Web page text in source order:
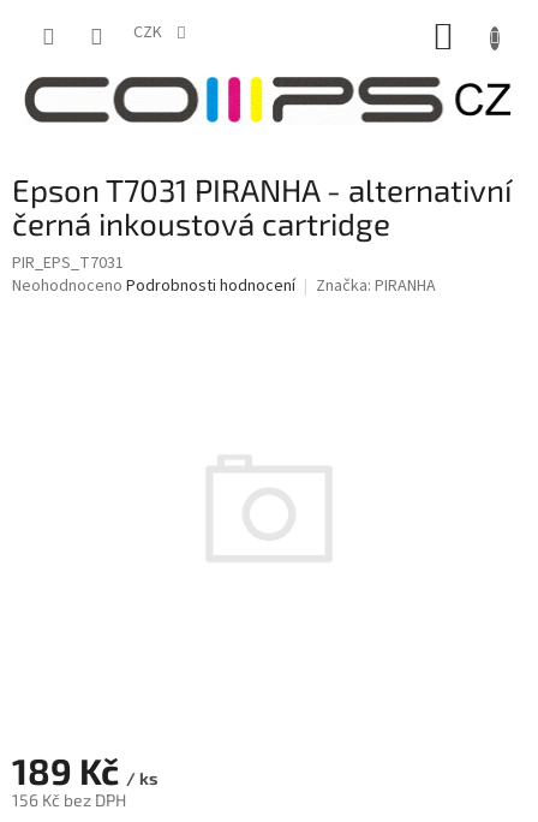
CZK
Epson T7031 PIRANHA - alternativní
černá inkoustová cartridge
PIR_EPS_T7031
Průměrné
Neohodnoceno Podrobnosti hodnocení Značka: PIRANHA
189 Kč / ks
156 Kč bez DPH